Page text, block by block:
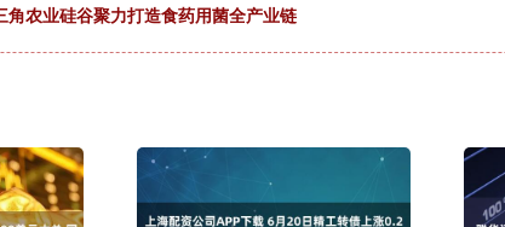
角农业硅谷聚力打造食药用菌全产业链